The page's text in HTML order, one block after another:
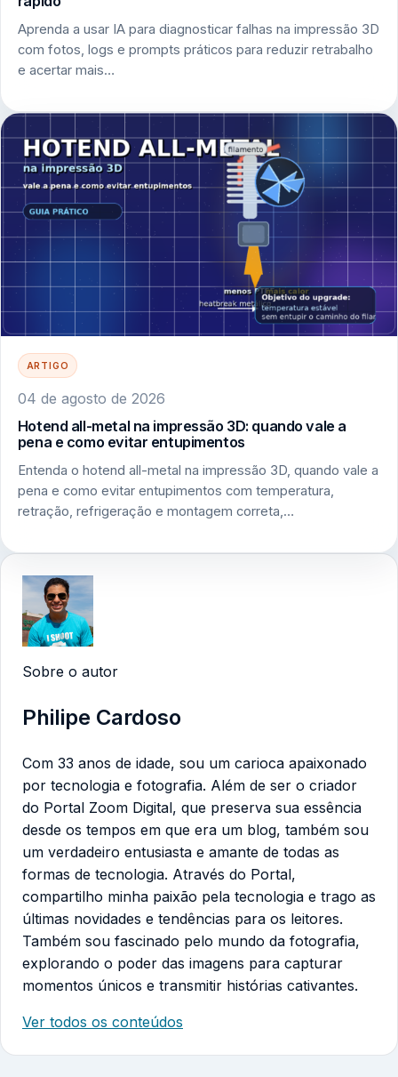
Aprenda a usar IA para diagnosticar falhas na impressão 3D
com fotos, logs e prompts práticos para reduzir retrabalho
e acertar mais…
ARTIGO
04 de agosto de 2026
Hotend all-metal na impressão 3D: quando vale a
pena e como evitar entupimentos
Entenda o hotend all-metal na impressão 3D, quando vale a
pena e como evitar entupimentos com temperatura,
retração, refrigeração e montagem correta,…
Sobre o autor
Philipe Cardoso
Com 33 anos de idade, sou um carioca apaixonado
por tecnologia e fotografia. Além de ser o criador
do Portal Zoom Digital, que preserva sua essência
desde os tempos em que era um blog, também sou
um verdadeiro entusiasta e amante de todas as
formas de tecnologia. Através do Portal,
compartilho minha paixão pela tecnologia e trago as
últimas novidades e tendências para os leitores.
Também sou fascinado pelo mundo da fotografia,
explorando o poder das imagens para capturar
momentos únicos e transmitir histórias cativantes.
Ver todos os conteúdos